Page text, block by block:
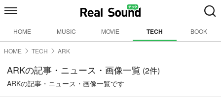
HOME MUSIC MOVIE TECH BOOK
HOME TECH ARK
ARKの記事・ニュース・画像一覧 (2件)
ARKの記事・ニュース・画像一覧です